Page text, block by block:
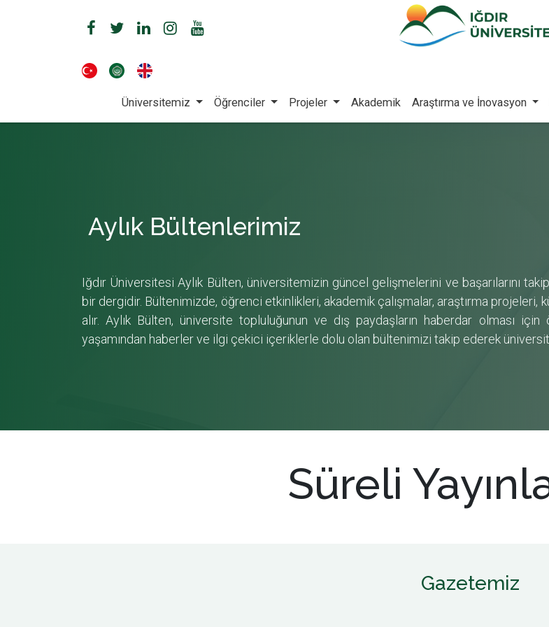
Üniversitemiz Öğrenciler Projeler Akademik Araştırma ve İnovasyon
Aylık Bültenlerimiz
Iğdır Üniversitesi Aylık Bülten, üniversitemizin güncel gelişmelerini ve başarılarını
bir dergidir. Bültenimizde, öğrenci etkinlikleri, akademik çalışmalar, araştırma
alır. Aylık Bülten, üniversite topluluğunun ve dış paydaşların haberdar olması
yaşamından haberler ve ilgi çekici içeriklerle dolu olan bültenimizi takip ederek
Süreli
Gazetemiz